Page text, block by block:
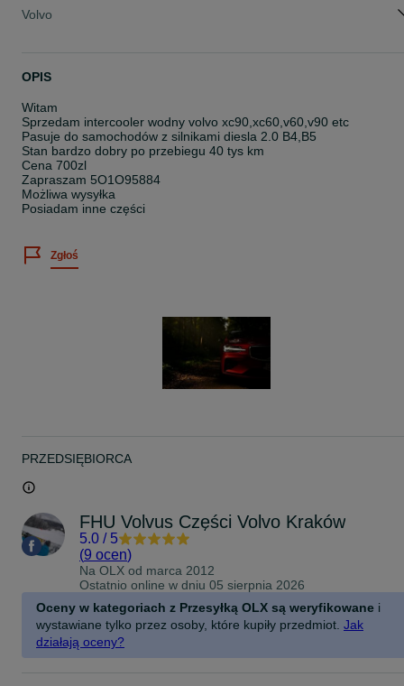
Volvo
OPIS
Witam
Sprzedam intercooler wodny volvo xc90,xc60,v60,v90 etc
Pasuje do samochodów z silnikami diesla 2.0 B4,B5
Stan bardzo dobry po przebiegu 40 tys km
Cena 700zl
Zapraszam 5O1O95884
Możliwa wysyłka
Posiadam inne części
Zgłoś
PRZEDSIĘBIORCA
FHU Volvus Części Volvo Kraków
5.0 / 5
(9 ocen)
Na OLX od marca 2012
Ostatnio online w dniu 05 sierpnia 2026
Oceny w kategoriach z Przesyłką OLX są weryfikowane i
wystawiane tylko przez osoby, które kupiły przedmiot. Jak
działają oceny?